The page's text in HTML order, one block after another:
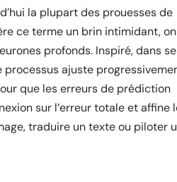
la plupart des prouesses de
ce terme un brin intimidant,
profonds. Inspiré, dans
ajuste
que les erreurs de prédiction
sur l’erreur totale et affine
traduire un texte ou piloter